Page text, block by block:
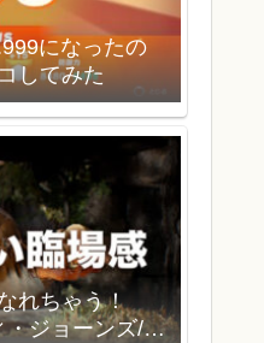
になったの
してみた
れちゃう！
・ジョーンズ/大